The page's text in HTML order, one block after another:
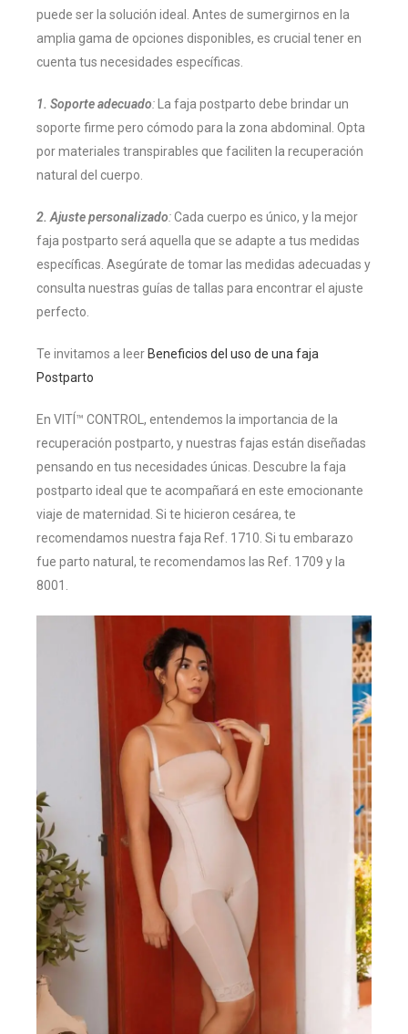
puede ser la solución ideal. Antes de sumergirnos en la
amplia gama de opciones disponibles, es crucial tener en
cuenta tus necesidades específicas.
1. Soporte adecuado: La faja postparto debe brindar un
soporte firme pero cómodo para la zona abdominal. Opta
por materiales transpirables que faciliten la recuperación
natural del cuerpo.
2. Ajuste personalizado:Cada cuerpo es único, y la mejor
faja postparto será aquella que se adapte a tus medidas
específicas. Asegúrate de tomar las medidas adecuadas y
consulta nuestras guías de tallas para encontrar el ajuste
perfecto.
Te invitamos a leer Beneficios del uso de una faja
Postparto
En VITÍ™ CONTROL, entendemos la importancia de la
recuperación postparto, y nuestras fajas están diseñadas
pensando en tus necesidades únicas. Descubre la faja
postparto ideal que te acompañará en este emocionante
viaje de maternidad. Si te hicieron cesárea, te
recomendamos nuestra faja Ref. 1710. Si tu embarazo
fue parto natural, te recomendamos las Ref. 1709 y la
8001.